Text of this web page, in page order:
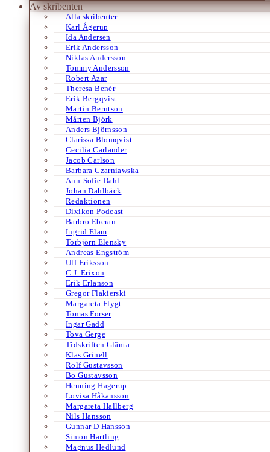
Av skribenten
Alla skribenter
Karl Ågerup
Ida Andersen
Erik Andersson
Niklas Andersson
Tommy Andersson
Robert Azar
Theresa Benér
Erik Bergqvist
Martin Berntson
Mårten Björk
Anders Björnsson
Clarissa Blomqvist
Cecilia Carlander
Jacob Carlson
Barbara Czarniawska
Ann-Sofie Dahl
Johan Dahlbäck
Redaktionen
Dixikon Podcast
Barbro Eberan
Ingrid Elam
Torbjörn Elensky
Andreas Engström
Ulf Eriksson
C.J. Erixon
Erik Erlanson
Gregor Flakierski
Margareta Flygt
Tomas Forser
Ingar Gadd
Tova Gerge
Tidskriften Glänta
Klas Grinell
Rolf Gustavsson
Bo Gustavsson
Henning Hagerup
Lovisa Håkansson
Margareta Hallberg
Nils Hansson
Gunnar D Hansson
Simon Hartling
Magnus Hedlund